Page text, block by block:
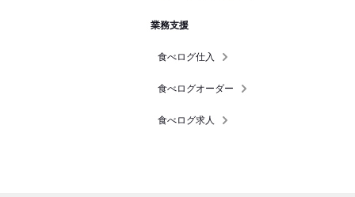
業務支援
食べログ仕入
食べログオーダー
食べログ求人